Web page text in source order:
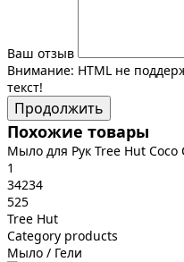
Ваш отзыв
Внимание: HTML не
текст!
Продолжить
Похожие товары
Мыло для Рук Tree Hut Coco
1
34234
525
Tree Hut
Category products
Мыло / Гели